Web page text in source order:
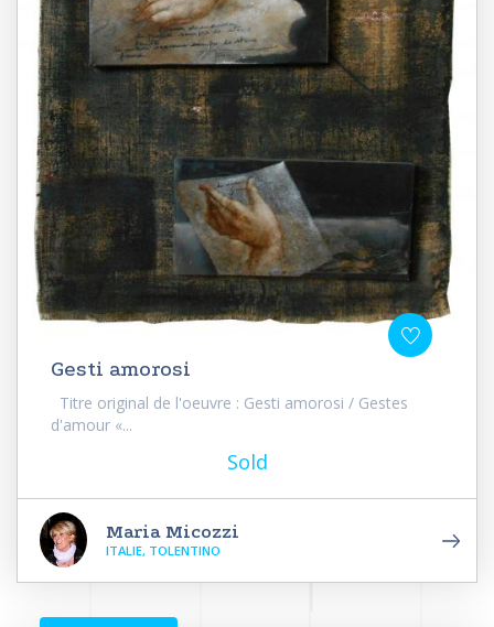
Gesti amorosi
Titre original de l'oeuvre : Gesti amorosi / Gestes
d'amour «...
Sold
Maria Micozzi
ITALIE, TOLENTINO